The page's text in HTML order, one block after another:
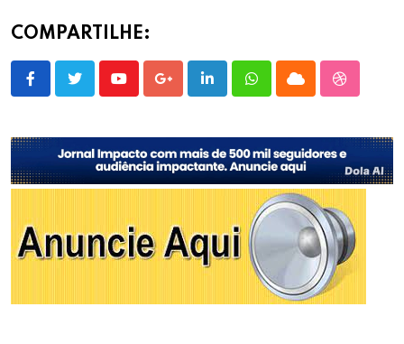
COMPARTILHE:
YoutubeGoogle+LinkedInWhatsappCloud